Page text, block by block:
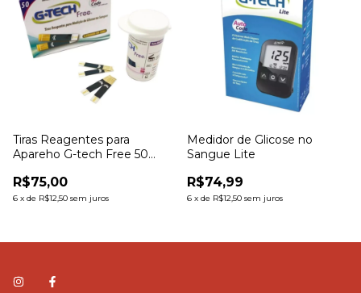
Tiras Reagentes para
Apareho G-tech Free 50
R$75,00
6 x de R$12,50 sem juros
Medidor de Glicose no
Sangue Lite
R$74,99
6 x de R$12,50 sem juros